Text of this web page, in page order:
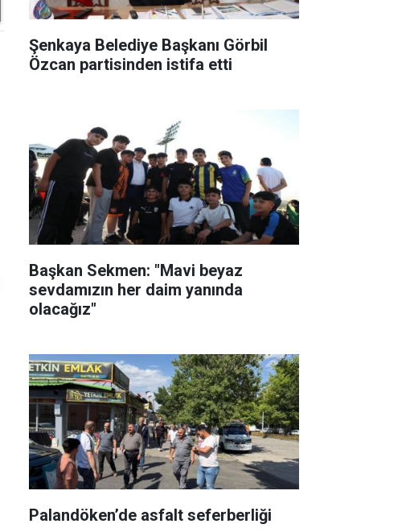
Şenkaya Belediye Başkanı Görbil
Özcan partisinden istifa etti
Başkan Sekmen: "Mavi beyaz
sevdamızın her daim yanında
olacağız"
Palandöken’de asfalt seferberliği